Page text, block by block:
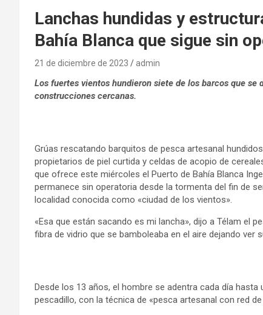
Lanchas hundidas y
Bahía Blanca que sigue sin
21 de diciembre de 2023 admin
Los fuertes vientos hundieron siete de los barcos que
construcciones cercanas.
Grúas rescatando barquitos de pesca artesanal
propietarios de piel curtida y celdas de acopio de
que ofrece este miércoles el Puerto de Bahía Blanca
permanece sin operatoria desde la tormenta del fin de
localidad conocida como «ciudad de los vientos».
«Esa que están sacando es mi lancha», dijo a Télam el
fibra de vidrio que se bamboleaba en el aire dejando ver
Desde los 13 años, el hombre se adentra cada día
pescadillo, con la técnica de «pesca artesanal con red